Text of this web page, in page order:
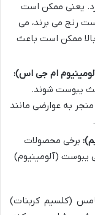
یعنی ممکن است
رنج می برند، می
بالا ممکن است باعث
ام جی اس):
یبوست شوند.
به عوارضی مانند
برخی محصولات
یبوست (آلومینیوم)
(کلسیم کربنات)